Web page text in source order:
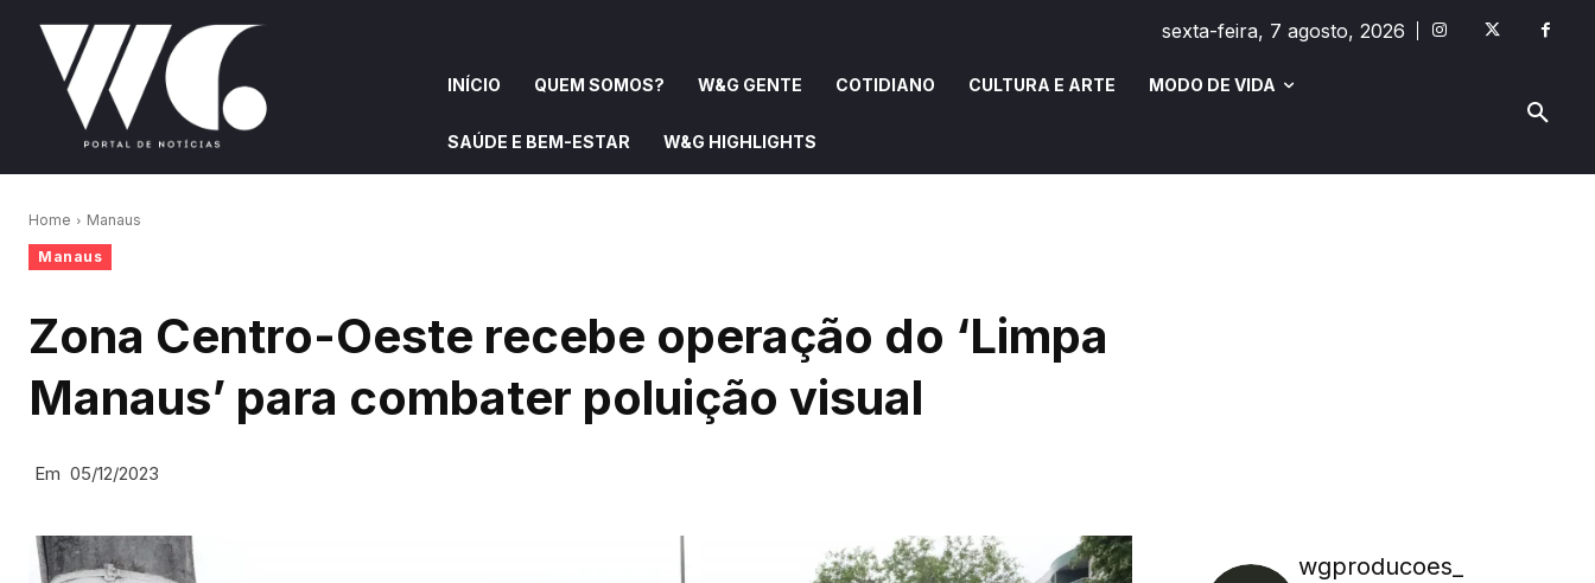
sexta-feira, 7 agosto, 2026
INÍCIO QUEM SOMOS? W&G GENTE COTIDIANO CULTURA E ARTE MODO DE VIDA
SAÚDE E BEM-ESTAR W&G HIGHLIGHTS
Home Manaus
Manaus
Zona Centro-Oeste recebe operação do ‘Limpa
Manaus’ para combater poluição visual
Em 05/12/2023
wgproducoes_